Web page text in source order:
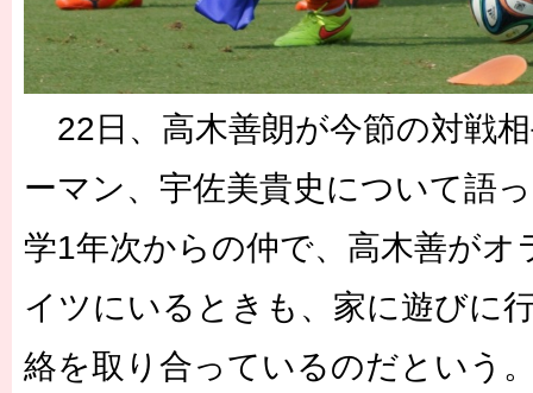
22日、高木善朗が今節の対戦
ーマン、宇佐美貴史について語
学1年次からの仲で、高木善がオ
イツにいるときも、家に遊びに
絡を取り合っているのだという